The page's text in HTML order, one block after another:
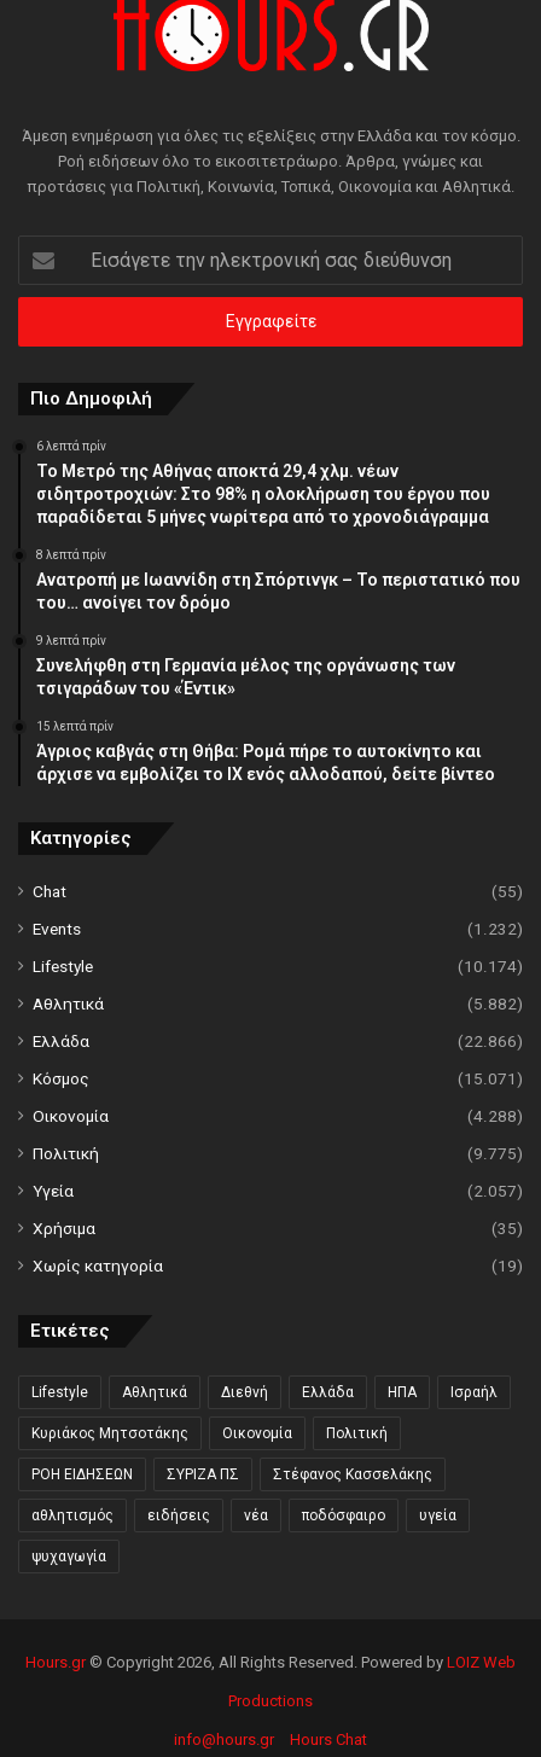
Άμεση ενημέρωση για όλες τις εξελίξεις στην Ελλάδα και τον κόσμο.
Ροή ειδήσεων όλο το εικοσιτετράωρο. Άρθρα, γνώμες και
προτάσεις για Πολιτική, Κοινωνία, Τοπικά, Οικονομία και Αθλητικά.
Εισάγετε
την
ηλεκτρονική
διεύθυνση
Πιο Δημοφιλή
6 λεπτά πρίν
Το Μετρό της Αθήνας αποκτά 29,4 χλμ. νέων
σιδητροτροχιών: Στο 98% η ολοκλήρωση του έργου που
παραδίδεται 5 μήνες νωρίτερα από το χρονοδιάγραμμα
8 λεπτά πρίν
Ανατροπή με Ιωαννίδη στη Σπόρτινγκ – Το περιστατικό που
του… ανοίγει τον δρόμο
9 λεπτά πρίν
Συνελήφθη στη Γερμανία μέλος της οργάνωσης των
τσιγαράδων του «Έντικ»
15 λεπτά πρίν
Άγριος καβγάς στη Θήβα: Ρομά πήρε το αυτοκίνητο και
άρχισε να εμβολίζει το ΙΧ ενός αλλοδαπού, δείτε βίντεο
Κατηγορίες
Chat
(55)
Events
(1.232)
Lifestyle
(10.174)
Αθλητικά
(5.882)
Ελλάδα
(22.866)
Κόσμος
(15.071)
Οικονομία
(4.288)
Πολιτική
(9.775)
Υγεία
(2.057)
Χρήσιμα
(35)
Χωρίς κατηγορία
(19)
Ετικέτες
Lifestyle Αθλητικά Διεθνή Ελλάδα ΗΠΑ Ισραήλ
Κυριάκος Μητσοτάκης Οικονομία Πολιτική
ΡΟΗ ΕΙΔΗΣΕΩΝ ΣΥΡΙΖΑ ΠΣ Στέφανος Κασσελάκης
αθλητισμός ειδήσεις νέα ποδόσφαιρο υγεία
ψυχαγωγία
Hours.gr© Copyright 2026, All Rights Reserved. Powered by LOIZ Web
Productions
info@hours.gr Hours Chat